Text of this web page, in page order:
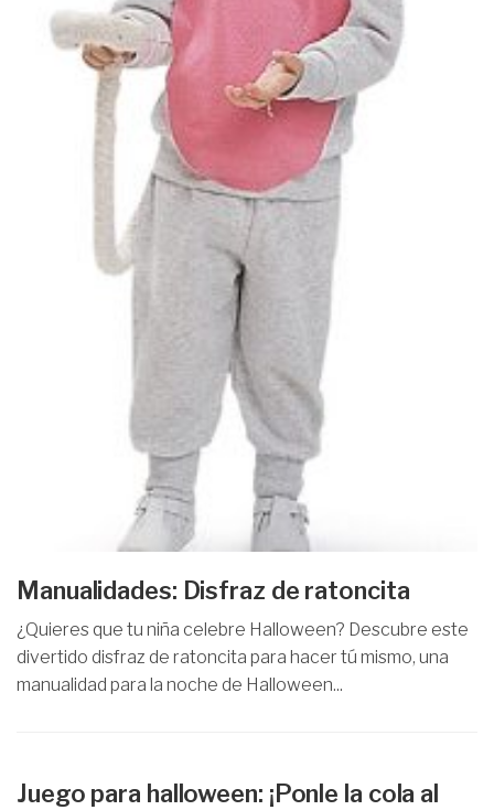
Manualidades: Disfraz de ratoncita
¿Quieres que tu niña celebre Halloween? Descubre este
divertido disfraz de ratoncita para hacer tú mismo, una
manualidad para la noche de Halloween...
Juego para halloween: ¡Ponle la cola al